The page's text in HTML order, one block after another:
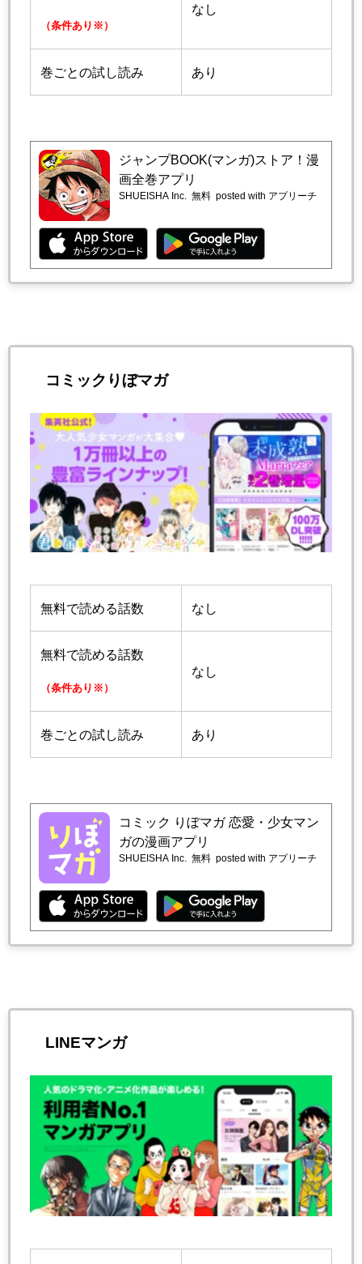
（条件あり※）
なし
巻ごとの試し読み あり
ジャンプBOOK(マンガ)ストア！漫
画全巻アプリ
SHUEISHA Inc. 無料 posted with アプリーチ
コミックりぼマガ
無料で読める話数 なし
無料で読める話数
（条件あり※）
なし
巻ごとの試し読み あり
コミック りぼマガ 恋愛・少女マン
ガの漫画アプリ
SHUEISHA Inc. 無料 posted with アプリーチ
LINEマンガ